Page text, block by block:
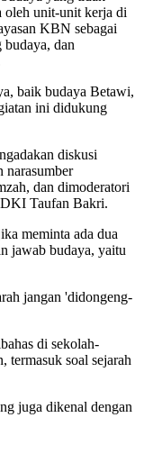
oleh unit-unit kerja di
KBN sebagai
dan
baik budaya Betawi,
ini didukung
diskusi
narasumber
dan dimoderatori
Taufan Bakri.
meminta ada dua
jawab budaya, yaitu
jangan 'didongeng-
di sekolah-
termasuk soal sejarah
juga dikenal dengan